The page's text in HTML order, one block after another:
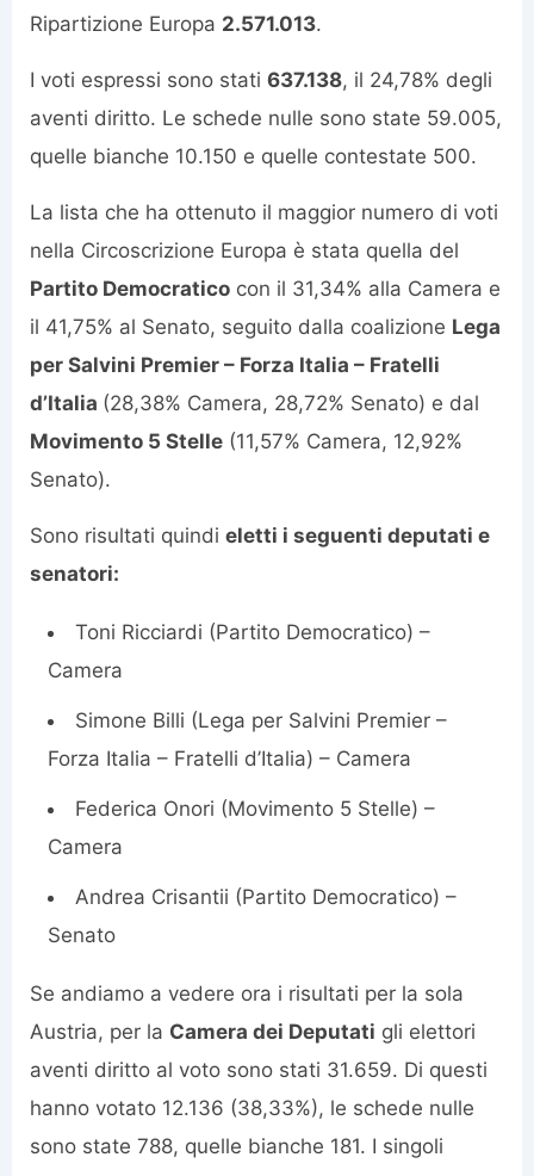
Ripartizione Europa 2.571.013.
I voti espressi sono stati 637.138, il 24,78% degli
aventi diritto. Le schede nulle sono state 59.005,
quelle bianche 10.150 e quelle contestate 500.
La lista che ha ottenuto il maggior numero di voti
nella Circoscrizione Europa è stata quella del
Partito Democratico con il 31,34% alla Camera e
il 41,75% al Senato, seguito dalla coalizione Lega
per Salvini Premier – Forza Italia – Fratelli
d’Italia (28,38% Camera, 28,72% Senato) e dal
Movimento 5 Stelle (11,57% Camera, 12,92%
Senato).
Sono risultati quindi eletti i seguenti deputati e
senatori:
Toni Ricciardi (Partito Democratico) –
Camera
Simone Billi (Lega per Salvini Premier –
Forza Italia – Fratelli d’Italia) – Camera
Federica Onori (Movimento 5 Stelle) –
Camera
Andrea Crisantii (Partito Democratico) –
Senato
Se andiamo a vedere ora i risultati per la sola
Austria, per la Camera dei Deputati gli elettori
aventi diritto al voto sono stati 31.659. Di questi
hanno votato 12.136 (38,33%), le schede nulle
sono state 788, quelle bianche 181. I singoli